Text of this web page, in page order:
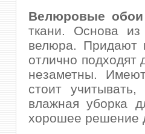
Велюровые обои
ткани. Основа
велюра. Придают
отлично
незаметны.
стоит
влажная уборка
хорошее решение